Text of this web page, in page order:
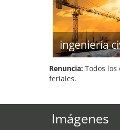
ingeniería
Renuncia: Todos
feriales.
Imágenes